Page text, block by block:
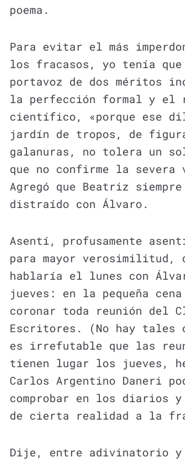
poema.
Para evitar el más
los fracasos, yo tenía que
portavoz de dos méritos
la perfección formal y el
científico, «porque ese
jardín de tropos, de
galanuras, no tolera un
que no confirme la severa
Agregó que Beatriz
distraído con Álvaro.
Asentí, profusamente
para mayor verosimilitud,
hablaría el lunes con
jueves: en la pequeña
coronar toda reunión del
Escritores. (No hay tales
es irrefutable que las
tienen lugar los jueves,
Carlos Argentino Daneri
comprobar en los diarios y
de cierta realidad a la
Dije, entre adivinatorio y